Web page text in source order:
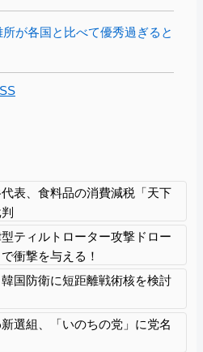
所が各国と比べて優秀過ぎると
代表、食料品の消費減税「天下
ティルトローター攻撃ドロー
衝撃を与える！
韓国防衛に短距離戦術核を検討
新選組、「いのちの党」に党名